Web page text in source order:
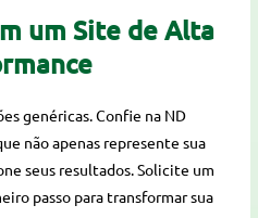
um Site de Alta
genéricas. Confie na ND
não apenas represente sua
seus resultados. Solicite um
passo para transformar sua